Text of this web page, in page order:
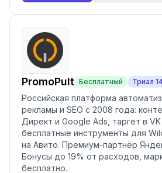
PromoPult Бесплатный Триал
Российская платформа
рекламы и SEO с 2008 года:
Директ и Google Ads, таргет в
бесплатные инструменты для
на Авито. Премиум-партнёр
Бонусы до 19% от расходов,
бесплатно.